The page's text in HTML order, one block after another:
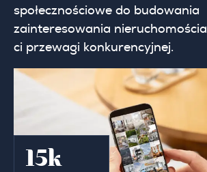
społecznościowe do budowania
zainteresowania
ci przewagi konkurencyjnej.
15k